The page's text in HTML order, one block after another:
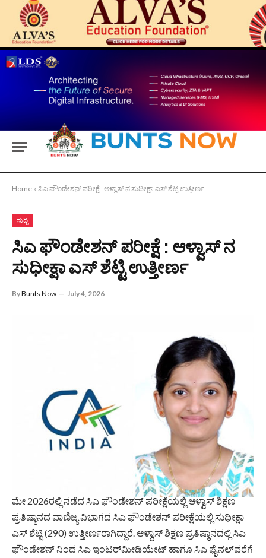
Home » ಸಿಎ ಫೌಂಡೇಶನ್ ಪರೀಕ್ಷೆ : ಆಳ್ವಾಸ್ ನ ಸುಧೀಕ್ಷಾ ಎಸ್ ಶೆಟ್ಟಿ ಉತ್ತೀರ್ಣ
ಸುದ್ದಿ
ಸಿಎ ಫೌಂಡೇಶನ್ ಪರೀಕ್ಷೆ : ಆಳ್ವಾಸ್ ನ
ಸುಧೀಕ್ಷಾ ಎಸ್ ಶೆಟ್ಟಿ ಉತ್ತೀರ್ಣ
ByBunts Now July 4, 2026
ಮೇ 2026ರಲ್ಲಿ ನಡೆದ ಸಿಎ ಫೌಂಡೇಶನ್ ಪರೀಕ್ಷೆಯಲ್ಲಿ ಆಳ್ವಾಸ್ ಶಿಕ್ಷಣ
ಪ್ರತಿಷ್ಠಾನದ ವಾಣಿಜ್ಯ ವಿಭಾಗದ ಸಿಎ ಫೌಂಡೇಶನ್ ಪರೀಕ್ಷೆಯಲ್ಲಿ ಸುಧೀಕ್ಷಾ
ಎಸ್ ಶೆಟ್ಟಿ (290) ಉತ್ತೀರ್ಣರಾಗಿದ್ದಾರೆ. ಆಳ್ವಾಸ್ ಶಿಕ್ಷಣ ಪ್ರತಿಷ್ಠಾನದಲ್ಲಿ ಸಿಎ
ಫೌಂಡೇಶನ್‌ ನಿಂದ ಸಿಎ ಇಂಟರ್‌ಮೀಡಿಯೇಟ್ ಹಾಗೂ ಸಿಎ ಫೈನಲ್‌ವರೆಗೆ